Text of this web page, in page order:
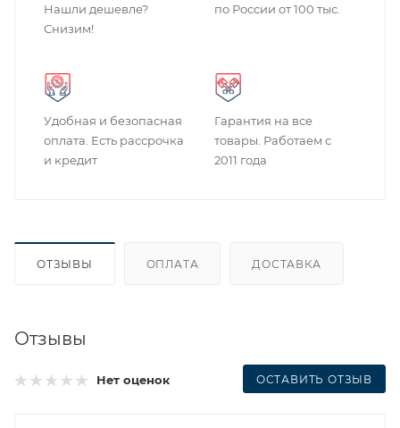
Нашли дешевле?
Снизим!
по России от 100 тыс.
Удобная и безопасная
оплата. Есть рассрочка
и кредит
Гарантия на все
товары. Работаем с
2011 года
ОТЗЫВЫ ОПЛАТА ДОСТАВКА
Отзывы
Нет оценок ОСТАВИТЬ ОТЗЫВ